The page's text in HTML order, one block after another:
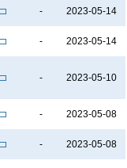
- 2023-05-14
- 2023-05-14
- 2023-05-10
- 2023-05-08
- 2023-05-08